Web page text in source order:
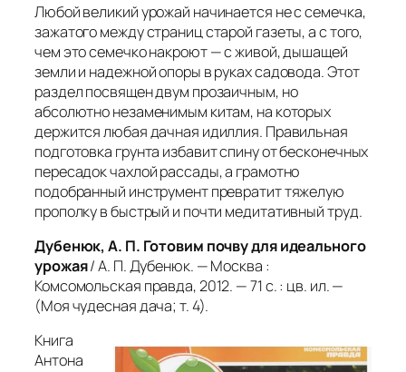
Любой великий урожай начинается не с семечка,
зажатого между страниц старой газеты, а с того,
чем это семечко накроют — с живой, дышащей
земли и надежной опоры в руках садовода. Этот
раздел посвящен двум прозаичным, но
абсолютно незаменимым китам, на которых
держится любая дачная идиллия. Правильная
подготовка грунта избавит спину от бесконечных
пересадок чахлой рассады, а грамотно
подобранный инструмент превратит тяжелую
прополку в быстрый и почти медитативный труд.
Дубенюк, А. П. Готовим почву для идеального
урожая/ А. П. Дубенюк. — Москва :
Комсомольская правда, 2012. — 71 с. : цв. ил. —
(Моя чудесная дача; т. 4).
Книга
Антона